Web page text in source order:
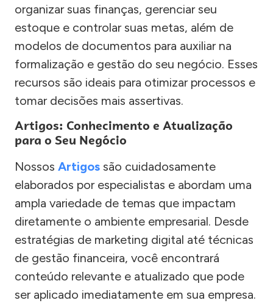
organizar suas finanças, gerenciar seu
estoque e controlar suas metas, além de
modelos de documentos para auxiliar na
formalização e gestão do seu negócio. Esses
recursos são ideais para otimizar processos e
tomar decisões mais assertivas.
Artigos: Conhecimento e Atualização
para o Seu Negócio
Nossos Artigos são cuidadosamente
elaborados por especialistas e abordam uma
ampla variedade de temas que impactam
diretamente o ambiente empresarial. Desde
estratégias de marketing digital até técnicas
de gestão financeira, você encontrará
conteúdo relevante e atualizado que pode
ser aplicado imediatamente em sua empresa.